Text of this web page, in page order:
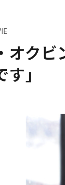
オク
」